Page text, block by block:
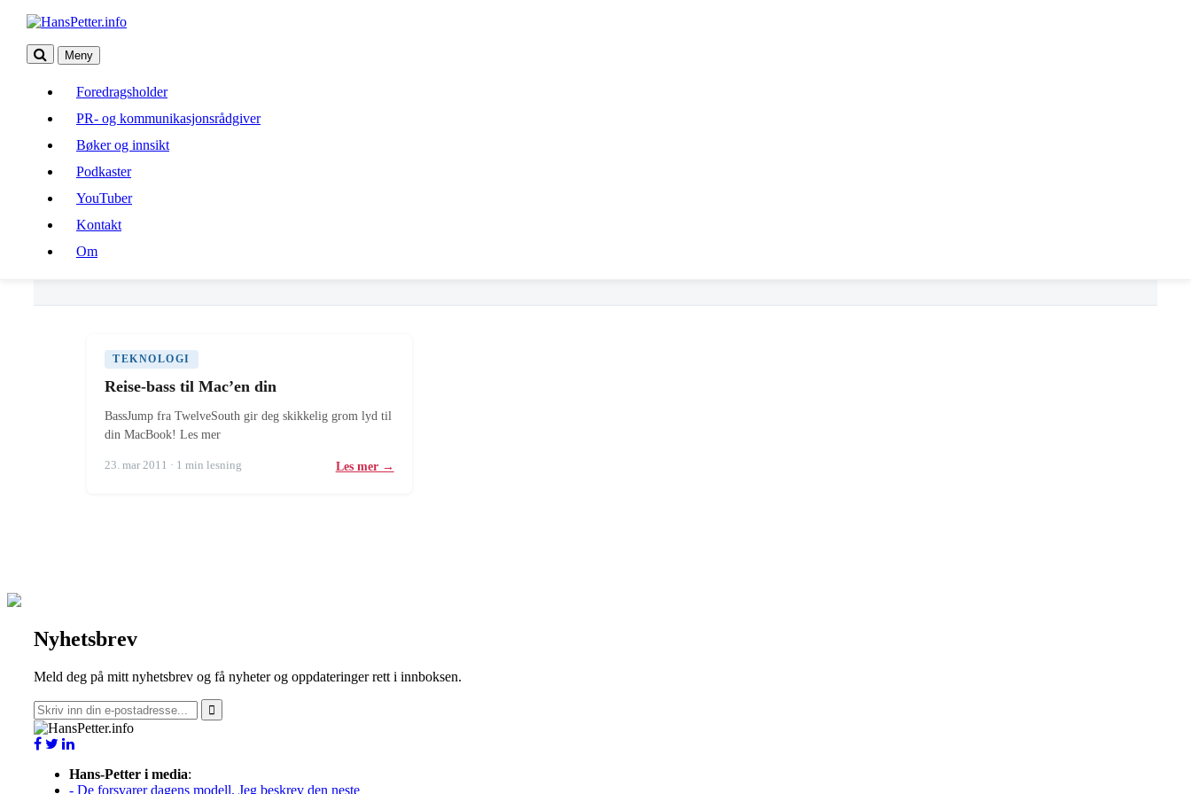
Meny
Foredragsholder
PR- og kommunikasjonsrådgiver
Bøker og innsikt
Podkaster
YouTuber
Kontakt
Om
Foredragsholder
PR- og kommunikasjonsrådgiver
Bøker og innsikt
YouTuber
Kontakt
TwelveSouth
TEKNOLOGI
Reise-bass til Mac’en din
BassJump fra TwelveSouth gir deg skikkelig grom lyd til
din MacBook! Les mer
23. mar 2011 · 1 min lesning Les mer →
Nyhetsbrev
Meld deg på mitt nyhetsbrev og få nyheter og oppdateringer rett i innboksen.
Hans-Petter i media:
- De forsvarer dagens modell. Jeg beskrev den neste